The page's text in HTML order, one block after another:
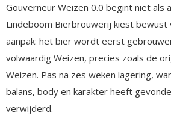
Gouverneur Weizen 0.0 begint niet als
Lindeboom Bierbrouwerij kiest bewust
aanpak: het bier wordt eerst
volwaardig Weizen, precies zoals de
Weizen. Pas na zes weken lagering,
balans, body en karakter heeft
verwijderd.